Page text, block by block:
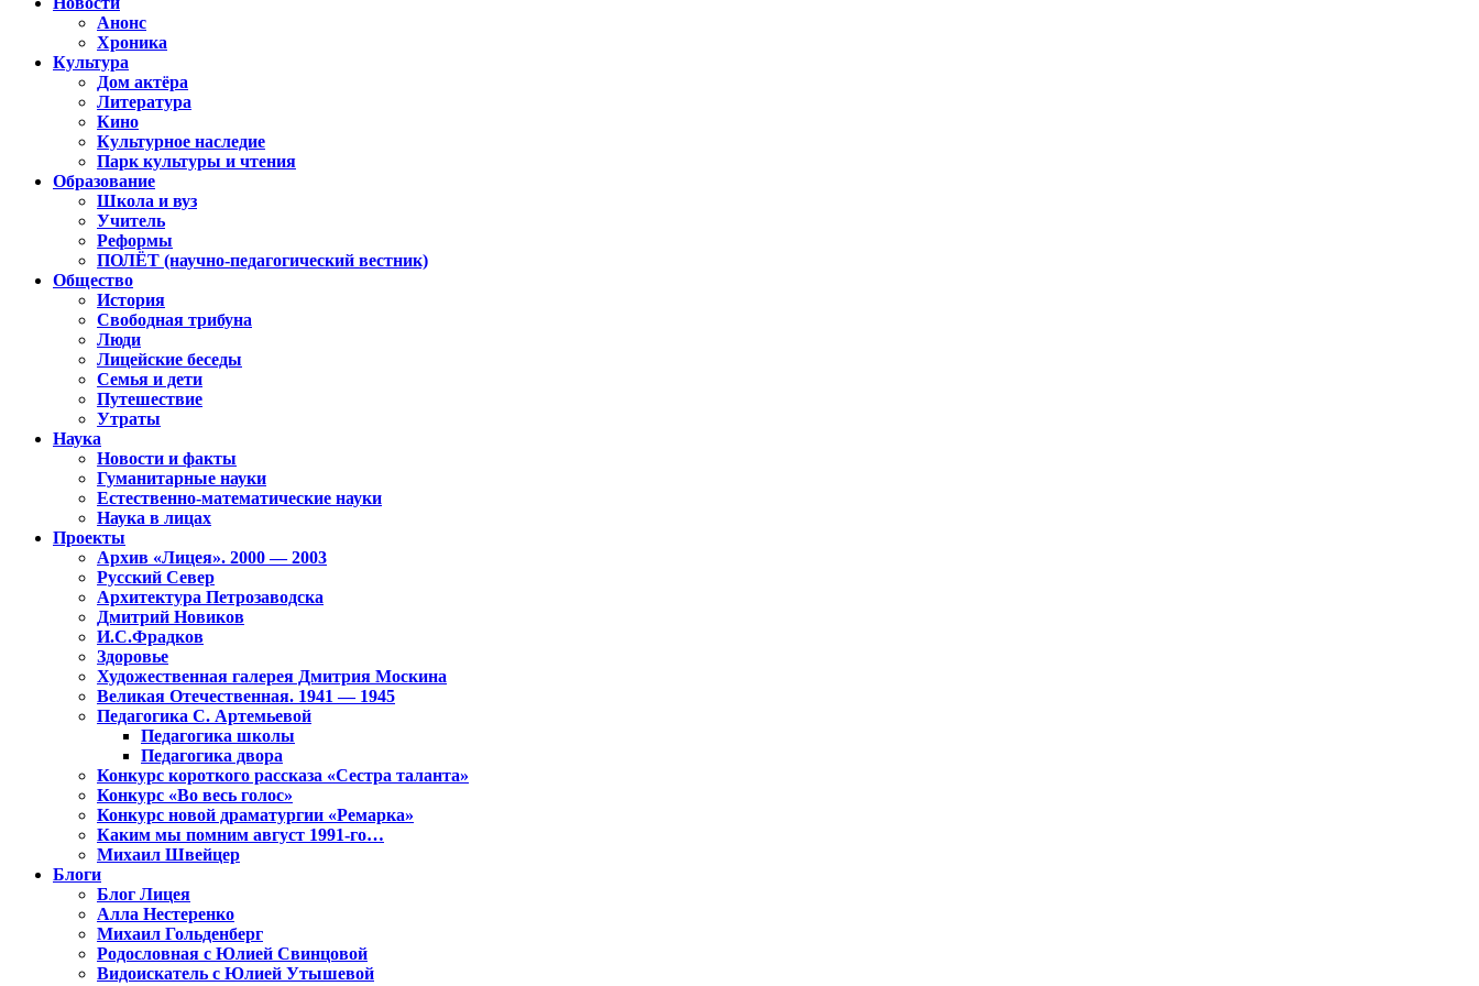
Анонс
Хроника
Культура
Дом актёра
Литература
Кино
Культурное наследие
Парк культуры и чтения
Образование
Школа и вуз
Учитель
Реформы
ПОЛЁТ (научно-педагогический вестник)
Общество
История
Свободная трибуна
Люди
Лицейские беседы
Семья и дети
Путешествие
Утраты
Наука
Новости и факты
Гуманитарные науки
Естественно-математические науки
Наука в лицах
Проекты
Архив «Лицея». 2000 — 2003
Русский Север
Архитектура Петрозаводска
Дмитрий Новиков
И.С.Фрадков
Здоровье
Художественная галерея Дмитрия Москина
Великая Отечественная. 1941 — 1945
Педагогика С. Артемьевой
Педагогика школы
Педагогика двора
Конкурс короткого рассказа «Сестра таланта»
Конкурс «Во весь голос»
Конкурс новой драматургии «Ремарка»
Каким мы помним август 1991-го…
Михаил Швейцер
Блоги
Блог Лицея
Алла Нестеренко
Михаил Гольденберг
Родословная с Юлией Свинцовой
Видоискатель с Юлией Утышевой